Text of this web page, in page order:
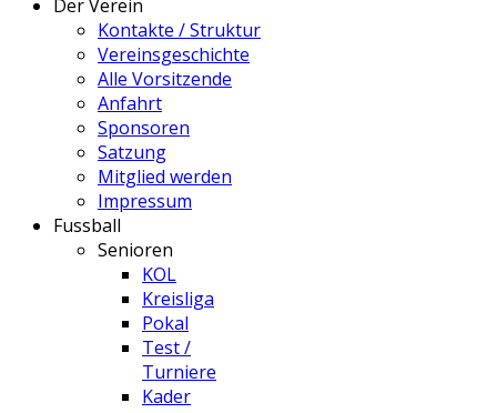
Der Verein
Kontakte / Struktur
Vereinsgeschichte
Alle Vorsitzende
Anfahrt
Sponsoren
Satzung
Mitglied werden
Impressum
Fussball
Senioren
KOL
Kreisliga
Pokal
Test /
Turniere
Kader